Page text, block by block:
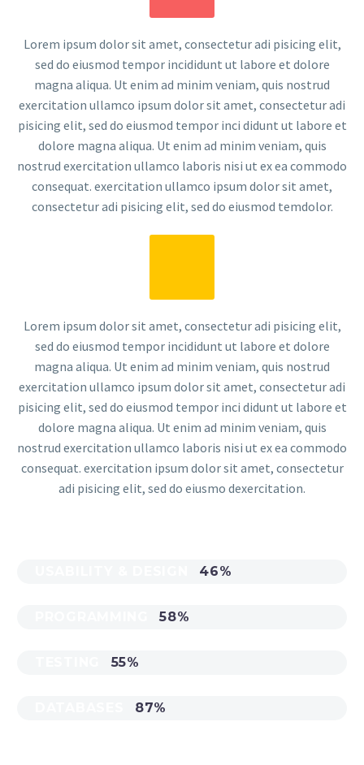
Lorem ipsum dolor sit amet, consectetur adi pisicing elit,
sed do eiusmod tempor incididunt ut labore et dolore
magna aliqua. Ut enim ad minim veniam, quis nostrud
exercitation ullamco ipsum dolor sit amet, consectetur adi
pisicing elit, sed do eiusmod tempor inci didunt ut labore et
dolore magna aliqua. Ut enim ad minim veniam, quis
nostrud exercitation ullamco laboris nisi ut ex ea commodo
consequat. exercitation ullamco ipsum dolor sit amet,
consectetur adi pisicing elit, sed do eiusmod temdolor.
Lorem ipsum dolor sit amet, consectetur adi pisicing elit,
sed do eiusmod tempor incididunt ut labore et dolore
magna aliqua. Ut enim ad minim veniam, quis nostrud
exercitation ullamco ipsum dolor sit amet, consectetur adi
pisicing elit, sed do eiusmod tempor inci didunt ut labore et
dolore magna aliqua. Ut enim ad minim veniam, quis
nostrud exercitation ullamco laboris nisi ut ex ea commodo
consequat. exercitation ipsum dolor sit amet, consectetur
adi pisicing elit, sed do eiusmo dexercitation.
46%
58%
55%
87%